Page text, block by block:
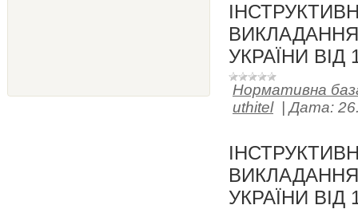
ВИКЛАДАННЯ
УКРАЇНИ ВІД
Нормативна
uthitel
|Дата:
ВИКЛАДАННЯ
УКРАЇНИ ВІД